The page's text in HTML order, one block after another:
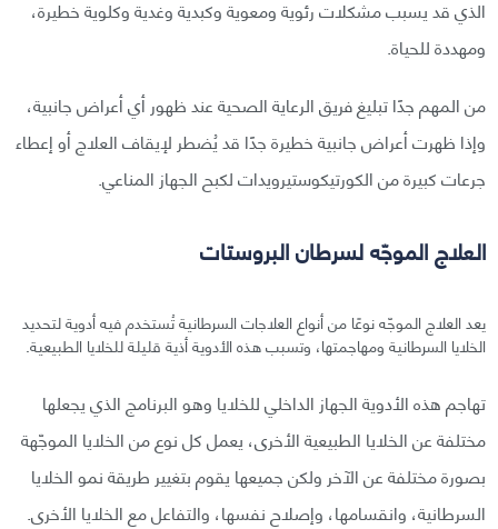
الذي قد يسبب مشكلات رئوية ومعوية وكبدية وغدية وكلوية خطيرة،
ومهددة للحياة.
من المهم جدًا تبليغ فريق الرعاية الصحية عند ظهور أي أعراض جانبية،
وإذا ظهرت أعراض جانبية خطيرة جدًا قد يُضطر لإيقاف العلاج أو إعطاء
جرعات كبيرة من الكورتيكوستيرويدات لكبح الجهاز المناعي.
العلاج الموجّه لسرطان البروستات
يعد العلاج الموجّه نوعًا من أنواع العلاجات السرطانية تُستخدم فيه أدوية لتحديد
الخلايا السرطانية ومهاجمتها، وتسبب هذه الأدوية أذية قليلة للخلايا الطبيعية.
تهاجم هذه الأدوية الجهاز الداخلي للخلايا وهو البرنامج الذي يجعلها
مختلفة عن الخلايا الطبيعية الأخرى، يعمل كل نوع من الخلايا الموجّهة
بصورة مختلفة عن الآخر ولكن جميعها يقوم بتغيير طريقة نمو الخلايا
السرطانية، وانقسامها، وإصلاح نفسها، والتفاعل مع الخلايا الأخرى.